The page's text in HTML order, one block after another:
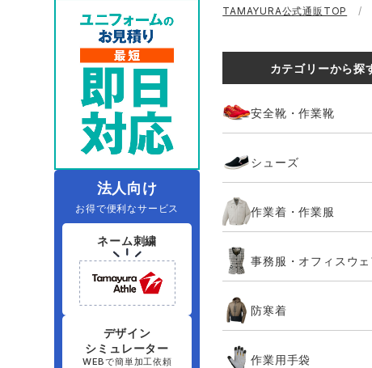
防寒着
コンプレッションウェア 作業
ヤッケ 作
ファン付きウェア（空調服シリー
ズ）
電
ミズノ安全靴ランキング
空調服ランキング コンプレッ
レインウェアランキング アイズフロ
アイトス ランキング ジーベック
アイズフロンティア
クロダルマ 桑和
住商モンブラン ボンマックス
シンメン 日進ゴム
タカヤ商事
アタックベース サンエス
藤井電工
農作業服
DIY・日曜大工作業服 飲食店ユニ
夜間・高視認性安全服 医療白衣・
TAMAYURA公式通販TOP
カテゴリーから探
安全靴・作業靴
シューズ
作業着・作業服
事務服・オフィスウェ
防寒着
作業用手袋
法人向け
お得で便利なサービス
ネーム刺繍
デザイン
シミュレーター
WEBで簡単加工依頼